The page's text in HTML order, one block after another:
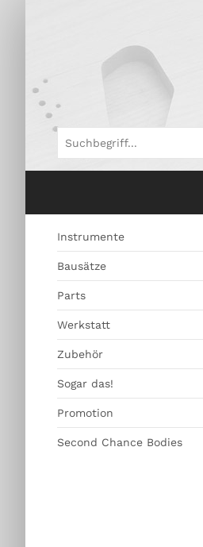
Instrumente
Bausätze
Parts
Werkstatt
Zubehör
Sogar das!
Promotion
Second Chance Bodies